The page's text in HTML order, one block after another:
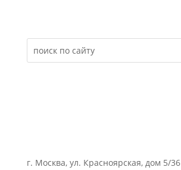
г. Москва, ул. Красноярская, дом 5/36